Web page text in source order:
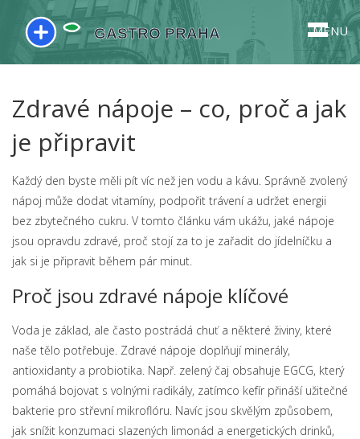
MENU
Zdravé nápoje – co, proč a jak
je připravit
Každý den byste měli pít víc než jen vodu a kávu. Správně zvolený
nápoj může dodat vitamíny, podpořit trávení a udržet energii
bez zbytečného cukru. V tomto článku vám ukážu, jaké nápoje
jsou opravdu zdravé, proč stojí za to je zařadit do jídelníčku a
jak si je připravit během pár minut.
Proč jsou zdravé nápoje klíčové
Voda je základ, ale často postrádá chuť a některé živiny, které
naše tělo potřebuje. Zdravé nápoje doplňují minerály,
antioxidanty a probiotika. Např. zelený čaj obsahuje EGCG, který
pomáhá bojovat s volnými radikály, zatímco kefír přináší užitečné
bakterie pro střevní mikroflóru. Navíc jsou skvělým způsobem,
jak snížit konzumaci slazených limonád a energetických drinků,